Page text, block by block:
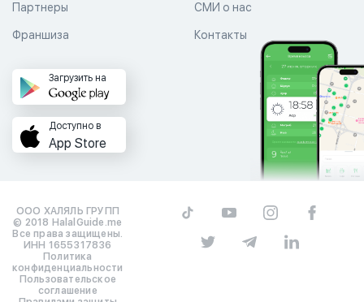
СМИ о нас
Контакты
Партнеры
Франшиза
Загрузить на
Доступно в
App Store
ООО ХАЛЯЛЬ ГРУПП
© 2018 HalalGuide.me
Все права защищены.
ИНН 1655317836
Политика
конфиденциальности
Пользовательское
соглашение